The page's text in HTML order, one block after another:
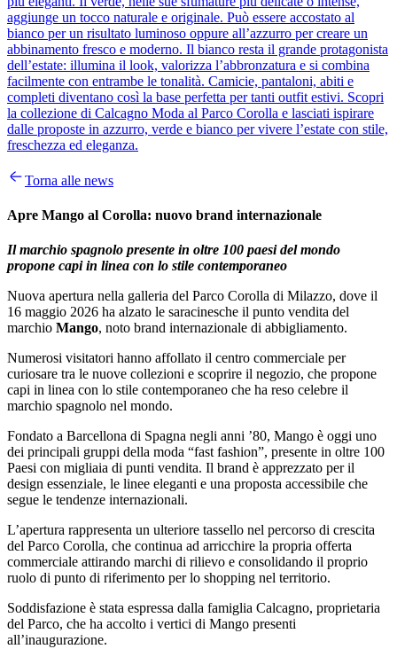
aggiunge un tocco naturale e originale. Può essere accostato al
bianco per un risultato luminoso oppure all’azzurro per creare un
abbinamento fresco e moderno. Il bianco resta il grande protagonista
dell’estate: illumina il look, valorizza l’abbronzatura e si combina
facilmente con entrambe le tonalità. Camicie, pantaloni, abiti e
completi diventano così la base perfetta per tanti outfit estivi. Scopri
la collezione di Calcagno Moda al Parco Corolla e lasciati ispirare
dalle proposte in azzurro, verde e bianco per vivere l’estate con stile,
freschezza ed eleganza.
Torna alle news
Apre Mango al Corolla: nuovo brand internazionale
Il marchio spagnolo presente in oltre 100 paesi del mondo
propone capi in linea con lo stile contemporaneo
Nuova apertura nella galleria del Parco Corolla di Milazzo, dove il
16 maggio 2026 ha alzato le saracinesche il punto vendita del
marchio Mango, noto brand internazionale di abbigliamento.
Numerosi visitatori hanno affollato il centro commerciale per
curiosare tra le nuove collezioni e scoprire il negozio, che propone
capi in linea con lo stile contemporaneo che ha reso celebre il
marchio spagnolo nel mondo.
Fondato a Barcellona di Spagna negli anni ’80, Mango è oggi uno
dei principali gruppi della moda “fast fashion”, presente in oltre 100
Paesi con migliaia di punti vendita. Il brand è apprezzato per il
design essenziale, le linee eleganti e una proposta accessibile che
segue le tendenze internazionali.
L’apertura rappresenta un ulteriore tassello nel percorso di crescita
del Parco Corolla, che continua ad arricchire la propria offerta
commerciale attirando marchi di rilievo e consolidando il proprio
ruolo di punto di riferimento per lo shopping nel territorio.
Soddisfazione è stata espressa dalla famiglia Calcagno, proprietaria
del Parco, che ha accolto i vertici di Mango presenti
all’inaugurazione.